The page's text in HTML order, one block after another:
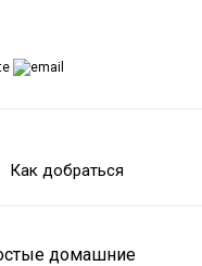
Как добраться
домашние